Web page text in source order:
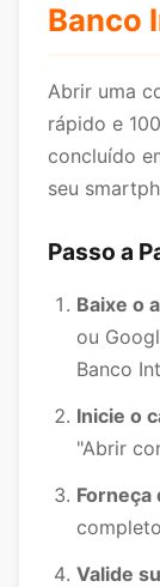
Banco
Abrir uma
rápido e
concluído
seu
Passo a
Baixe o
ou
Banco
Inicie o
"Abrir
Forneça
Valide